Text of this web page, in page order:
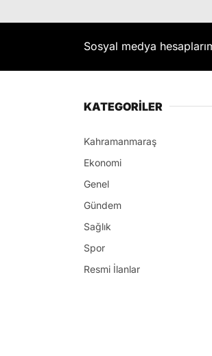
Sosyal medya
KATEGORİLER
Kahramanmaraş
Ekonomi
Genel
Gündem
Sağlık
Spor
Resmi İlanlar